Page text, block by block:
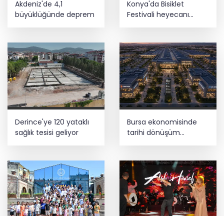
Akdeniz'de 4,1
büyüklüğünde deprem
Konya'da Bisiklet
Festivali heyecanı
Derince'ye 120 yataklı
sağlık tesisi geliyor
Bursa ekonomisinde
tarihi dönüşüm
hamlesi resmen
KOBİ OSB’de başvurular
başladı